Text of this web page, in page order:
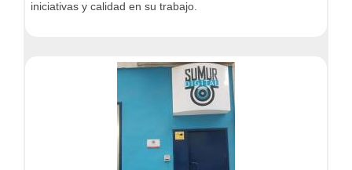
iniciativas y calidad en su trabajo.